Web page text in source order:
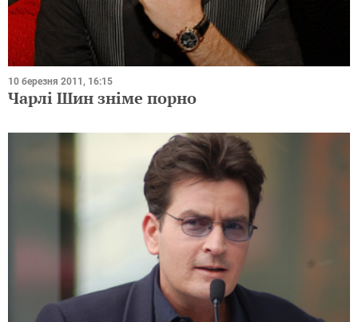
10 березня 2011, 16:15
Чарлі Шин зніме порно